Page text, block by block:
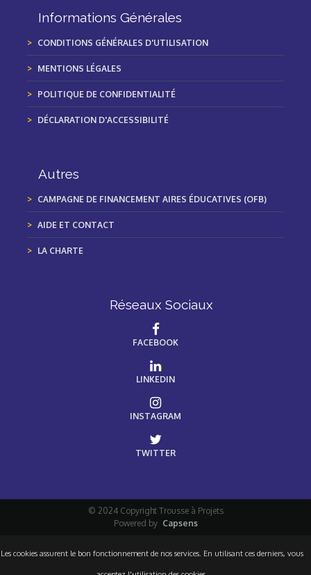
Informations Générales
CONDITIONS GÉNÉRALES D'UTILISATION
MENTIONS LÉGALES
POLITIQUE DE CONFIDENTIALITÉ
DÉCLARATION D'ACCESSIBILITÉ
Autres
CAMPAGNE DE FINANCEMENT AIRES ÉDUCATIVES (OFB)
AIDE ET CONTACT
LA CHARTE
Réseaux Sociaux
FACEBOOK
LINKEDIN
INSTAGRAM
TWITTER
© 2024 Copyright Trousse à Projets
Powered by Capsens
Les cookies assurent le bon fonctionnement de nos services. En utilisant ces derniers, vous